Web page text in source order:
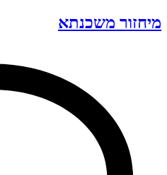
מיחזור משכנתא